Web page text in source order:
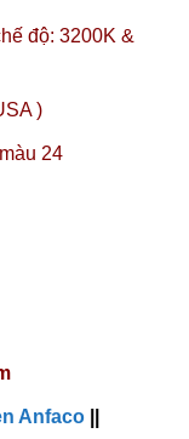
độ: 3200K &
)
24
Anfaco